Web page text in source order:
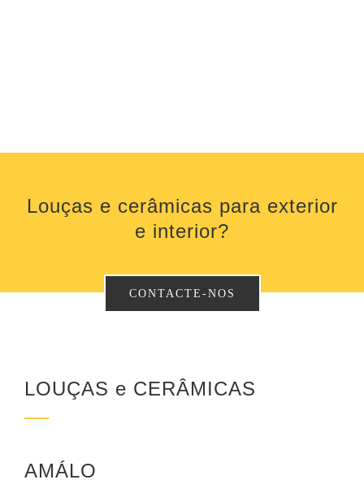
Louças e cerâmicas para exterior
e interior?
CONTACTE-NOS
LOUÇAS e CERÂMICAS
AMÁLO